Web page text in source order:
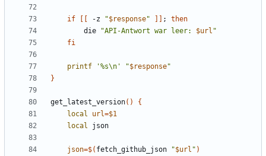
if [[ -z "$response" ]] ;
then
        die
"API-Antwort war leer: $url "
fi
printf '%s\n' "$response"
}
get_latest_version()
{
local
url=$1
local
json=$( fetch_github_json "$url " )